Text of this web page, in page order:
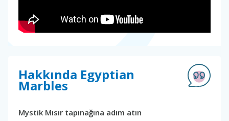
Hakkında Egyptian
Marbles
Mystik Mısır tapınağına adım atın